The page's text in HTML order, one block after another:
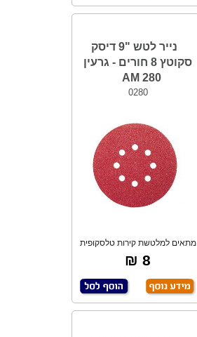
נייר לטש "9 דיסק
סקוטץ 8 חורים - גרעין
280 AM
0280
מתאים למלטשת קירות טלסקופית
עגולה בקוטר
8 ₪